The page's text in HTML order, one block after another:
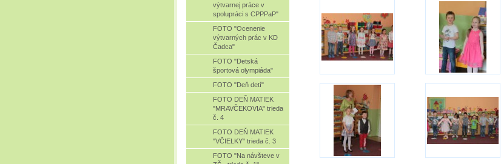
výtvarnej práce v
spolupráci s CPPPaP"
FOTO "Ocenenie
výtvarných prác v KD
Čadca"
FOTO "Detská
športová olympiáda"
FOTO "Deň detí"
FOTO DEŇ MATIEK
"MRAVČEKOVIA" trieda
č. 4
FOTO DEŇ MATIEK
"VČIELKY" trieda č. 3
FOTO "Na návšteve v